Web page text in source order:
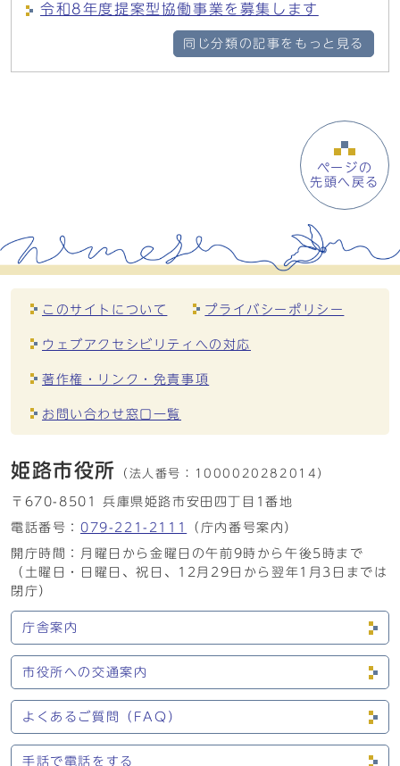
令和8年度提案型協働事業を募集します
同じ分類の記事をもっと見る
ページの
先頭へ戻る
このサイトについて プライバシーポリシー
ウェブアクセシビリティへの対応
著作権・リンク・免責事項
お問い合わせ窓口一覧
姫路市役所 （法人番号： 1000020282014）
〒670-8501 兵庫県姫路市安田四丁目1番地
電話番号： 079-221-2111
（庁内番号案内）
開庁時間：月曜日から金曜日の午前9時から午後5時まで
（土曜日・日曜日、祝日、12月29日から翌年1月3日までは
閉庁）
庁舎案内
市役所への交通案内
よくあるご質問（FAQ）
手話で電話をする